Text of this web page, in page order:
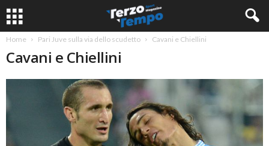
Home Pari Juve sulla via dello scudetto Cavani e Chiellini
Cavani e Chiellini